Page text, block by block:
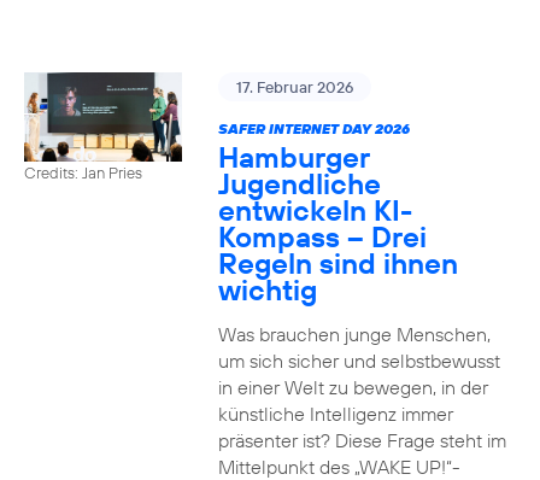
Credits: Jan Pries
17. Februar 2026
SAFER INTERNET DAY 2026
Hamburger
Jugendliche
entwickeln KI-
Kompass – Drei
Regeln sind ihnen
wichtig
Was brauchen junge Menschen,
um sich sicher und selbstbewusst
in einer Welt zu bewegen, in der
künstliche Intelligenz immer
präsenter ist? Diese Frage steht im
Mittelpunkt des „WAKE UP!“-